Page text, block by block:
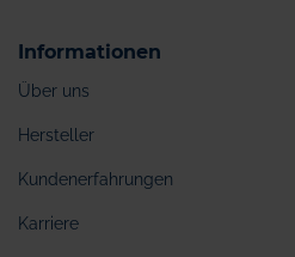
Informationen
Über uns
Hersteller
Kundenerfahrungen
Karriere